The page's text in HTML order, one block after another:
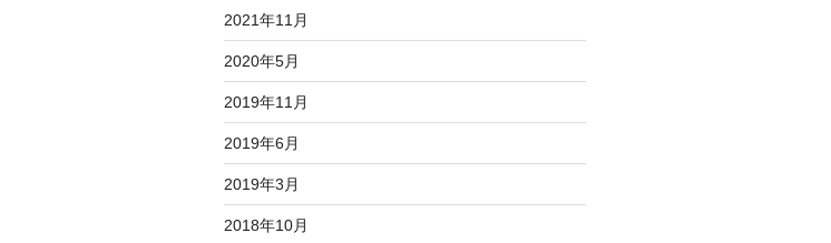
2021年11月
2020年5月
2019年11月
2019年6月
2019年3月
2018年10月